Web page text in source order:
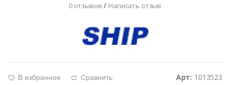
0 отзывов / Написать отзыв
Арт: 1013523
g В избранное d Сравнить